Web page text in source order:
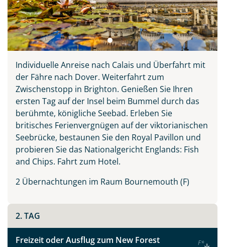
Teile diese Reise
Südengland & Cornwall
Facebook
Individuelle Anreise nach Calais und Überfahrt mit
der Fähre nach Dover. Weiterfahrt zum
Zwischenstopp in Brighton. Genießen Sie Ihren
ersten Tag auf der Insel beim Bummel durch das
berühmte, königliche Seebad. Erleben Sie
britisches Ferienvergnügen auf der viktorianischen
Seebrücke, bestaunen Sie den Royal Pavillon und
probieren Sie das Nationalgericht Englands: Fish
and Chips. Fahrt zum Hotel.
2 Übernachtungen im Raum Bournemouth (F)
2. TAG
Freizeit oder Ausflug zum New Forest
F*